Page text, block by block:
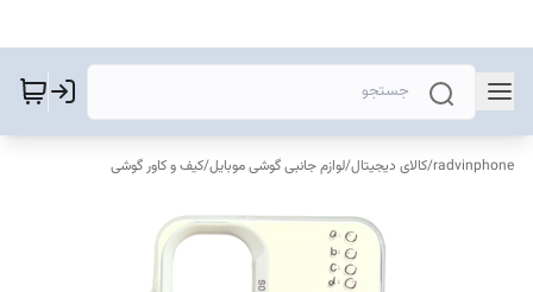
radvinphone
/کالای دیجیتال/لوازم جانبی گوشی موبایل/کیف و کاور گوشی